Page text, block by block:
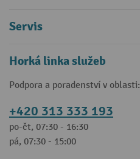
Servis
Horká linka služeb
Podpora a poradenství v oblasti:
+420 313 333 193
po-čt, 07:30 - 16:30
pá, 07:30 - 15:00